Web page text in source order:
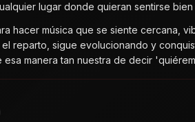
lugar donde quieran sentirse bien
hacer música que se siente cercana,
reparto, sigue evolucionando y
manera tan nuestra de decir